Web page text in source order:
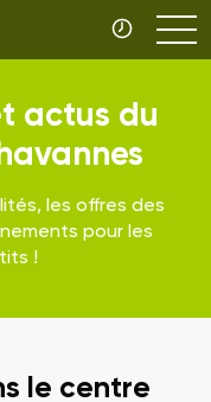
actus du
les offres des
pour les
!
le centre